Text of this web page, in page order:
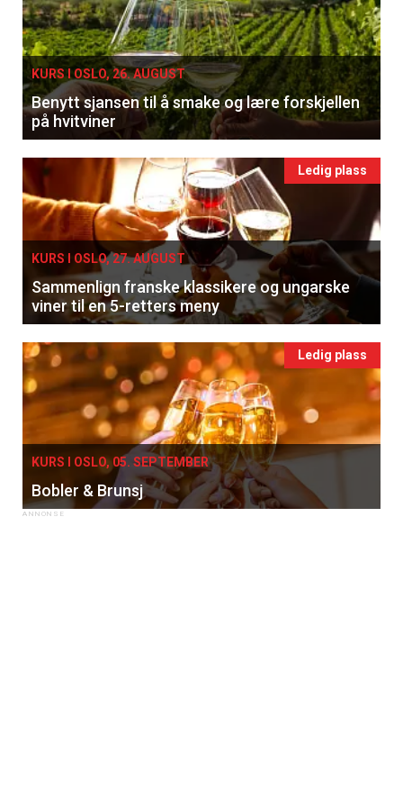
KURS I OSLO, 26. AUGUST
Benytt sjansen til å smake og lære forskjellen
på hvitviner
Ledig plass
KURS I OSLO, 27. AUGUST
Sammenlign franske klassikere og ungarske
viner til en 5-retters meny
Ledig plass
KURS I OSLO, 05. SEPTEMBER
Bobler & Brunsj